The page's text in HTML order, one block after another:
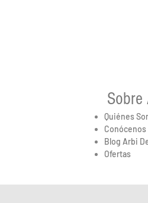
Sobre
Quiénes
Conócenos
Blog Arbi
Ofertas